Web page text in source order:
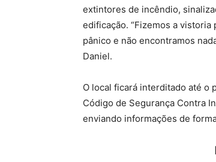
extintores de incêndio,
edificação. “Fizemos a
pânico e não encontramos
Daniel.
O local ficará interditado até o
Código de Segurança Contra
enviando informações de